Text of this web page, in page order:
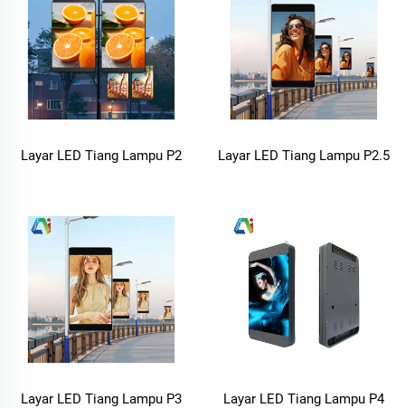
Layar LED Tiang Lampu P2 Layar LED Tiang Lampu P2.5
Layar LED Tiang Lampu P3 Layar LED Tiang Lampu P4